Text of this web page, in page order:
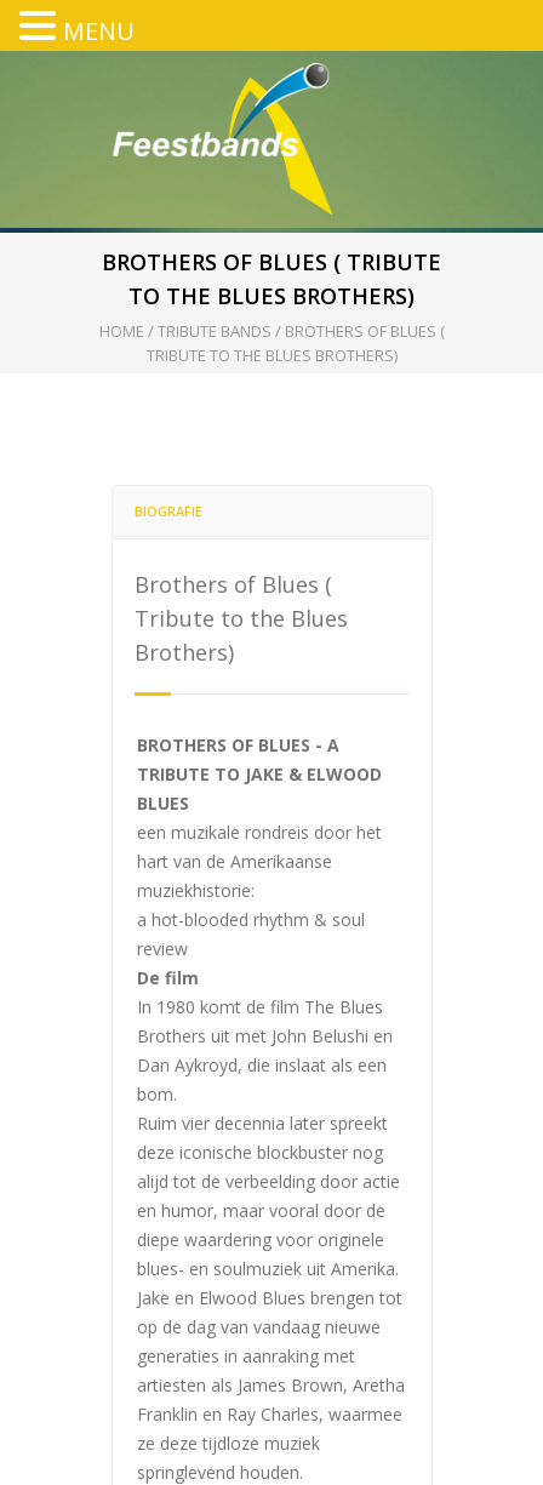
BROTHERS OF BLUES ( TRIBUTE
TO THE BLUES BROTHERS)
HOME /TRIBUTE BANDS / BROTHERS OF BLUES (
TRIBUTE TO THE BLUES BROTHERS)
BIOGRAFIE
Brothers of Blues (
Tribute to the Blues
Brothers)
BROTHERS OF BLUES - A
TRIBUTE TO JAKE & ELWOOD
BLUES
een muzikale rondreis door het
hart van de Amerikaanse
muziekhistorie:
a hot-blooded rhythm & soul
review
De film
In 1980 komt de film The Blues
Brothers uit met John Belushi en
Dan Aykroyd, die inslaat als een
bom.
Ruim vier decennia later spreekt
deze iconische blockbuster nog
alijd tot de verbeelding door actie
en humor, maar vooral door de
diepe waardering voor originele
blues- en soulmuziek uit Amerika.
Jake en Elwood Blues brengen tot
op de dag van vandaag nieuwe
generaties in aanraking met
artiesten als James Brown, Aretha
Franklin en Ray Charles, waarmee
ze deze tijdloze muziek
springlevend houden.
MENU